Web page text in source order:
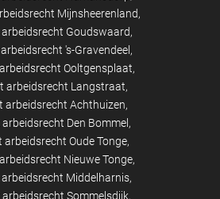
Mijnsheerenland
Goudswaard
's-Gravendeel
Ooltgensplaat
arbeidsrecht Langstraat
arbeidsrecht Achthuizen
Den Bommel
Oude Tonge
Nieuwe Tonge
Middelharnis
Sommelsdijk